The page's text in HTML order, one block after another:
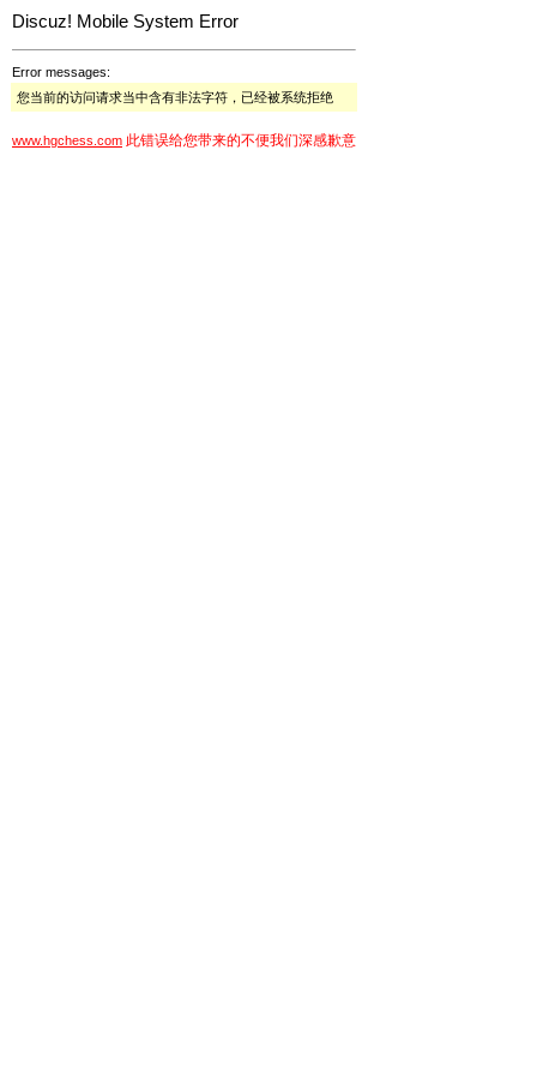
Discuz! Mobile System Error
Error messages:
您当前的访问请求当中含有非法字符，已经被系统拒绝
www.hgchess.com 此错误给您带来的不便我们深感歉意